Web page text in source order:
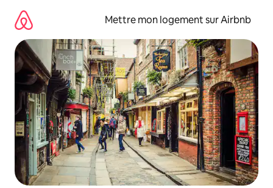
directement
contenu
Mettre mon logement sur Airbnb